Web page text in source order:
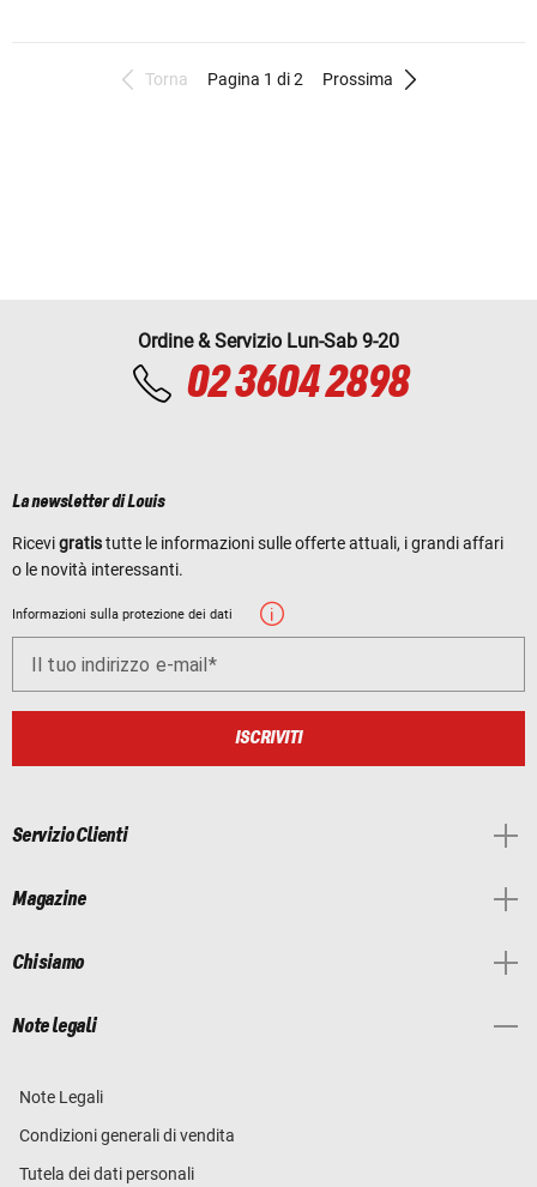
Torna Pagina 1 di 2 Prossima
Ordine & Servizio Lun-Sab 9-20
02 3604 2898
La newsletter di Louis
Ricevigratistutte le informazioni sulle offerte attuali, i grandi affari
o le novità interessanti.
Informazioni sulla protezione dei dati
Il tuo indirizzo e-mail
ISCRIVITI
Servizio Clienti
Magazine
Chi siamo
Note legali
Note Legali
Condizioni generali di vendita
Tutela dei dati personali